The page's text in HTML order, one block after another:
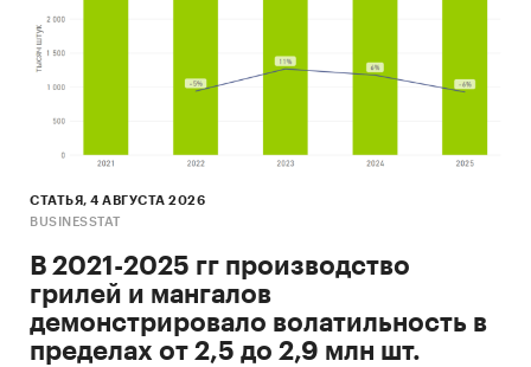
СТАТЬЯ, 4 АВГУСТА 2026
BUSINESSTAT
В 2021-2025 гг производство
грилей и мангалов
демонстрировало волатильность в
пределах от 2,5 до 2,9 млн шт.